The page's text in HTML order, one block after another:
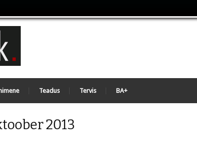
Teadus Tervis BA+
2013